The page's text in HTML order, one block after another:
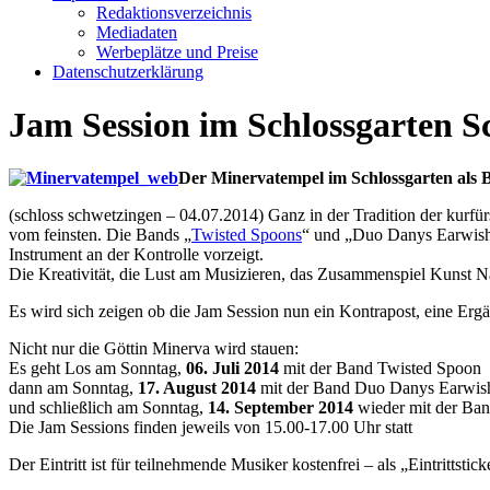
Redaktionsverzeichnis
Mediadaten
Werbeplätze und Preise
Datenschutzerklärung
Jam Session im Schlossgarten
Der Minervatempel im Schlossgarten als
(schloss schwetzingen – 04.07.2014) Ganz in der Tradition der
vom feinsten. Die Bands „Twisted Spoons“ und „Duo Danys
Instrument an der Kontrolle vorzeigt.
Die Kreativität, die Lust am Musizieren, das Zusammenspiel Kunst
Es wird sich zeigen ob die Jam Session nun ein Kontrapost, eine
Nicht nur die Göttin Minerva wird stauen:
Es geht Los am Sonntag, 06. Juli 2014 mit der Band Twisted Spoon
dann am Sonntag, 17. August 2014 mit der Band Duo Danys
und schließlich am Sonntag, 14. September 2014 wieder mit der
Die Jam Sessions finden jeweils von 15.00-17.00 Uhr statt
Der Eintritt ist für teilnehmende Musiker kostenfrei – als